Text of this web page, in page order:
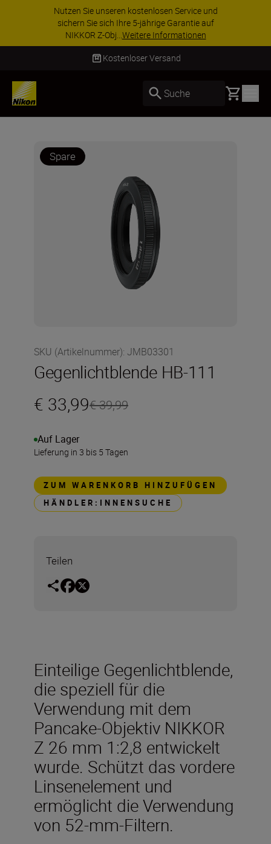
Nutzen Sie unseren kostenlosen Service und
sichern Sie sich Ihre 5-jährige Garantie auf
NIKKOR Z-Obj...Weitere Informationen
Kostenloser Versand
Suche Basket
Spare
SKU (Artikelnummer): JMB03301
Gegenlichtblende HB-111
€ 33,99€ 39,99
Auf Lager
Lieferung in 3 bis 5 Tagen
ZUM WARENKORB HINZUFÜGEN
HÄNDLER:INNENSUCHE
Teilen
Einteilige Gegenlichtblende,
die speziell für die
Verwendung mit dem
Pancake-Objektiv NIKKOR
Z 26 mm 1:2,8 entwickelt
wurde. Schützt das vordere
Linsenelement und
ermöglicht die Verwendung
von 52-mm-Filtern.